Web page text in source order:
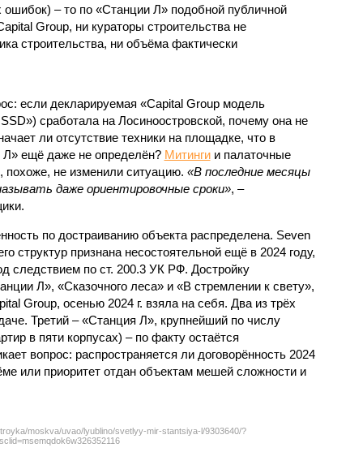
ошибок) – то по «Станции Л» подобной публичной
Group, ни кураторы строительства не
строительства, ни объёма фактически
если декларируемая «Capital Group модель
сработала на Лосиноостровской, почему она не
ли отсутствие техники на площадке, что в
Л» ещё даже не определён? Митингии палаточные
похоже, не изменили ситуацию. «В последние месяцы
даже ориентировочные сроки», –
по достраиванию объекта распределена. Seven
структур признана несостоятельной ещё в 2024 году,
следствием по ст. 200.3 УК РФ. Достройку
Л», «Сказочного леса» и «В стремлении к свету»,
Group, осенью 2024 г. взяла на себя. Два из трёх
Третий – «Станция Л», крупнейший по числу
в пяти корпусах) – по факту остаётся
вопрос: распространяется ли договорённость 2024
или приоритет отдан объектам мешей сложности и
moskva/uvao/lyublino/svetlyy-mir-stantsiya-l/9303640/?